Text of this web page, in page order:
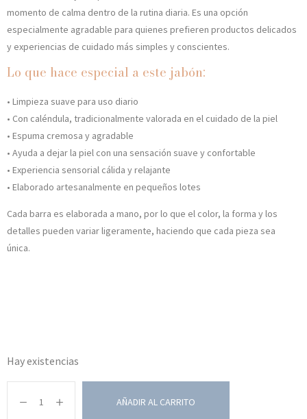
momento de calma dentro de la rutina diaria. Es una opción
especialmente agradable para quienes prefieren productos delicados
y experiencias de cuidado más simples y conscientes.
Lo que hace especial a este jabón:
• Limpieza suave para uso diario
• Con caléndula, tradicionalmente valorada en el cuidado de la piel
• Espuma cremosa y agradable
• Ayuda a dejar la piel con una sensación suave y confortable
• Experiencia sensorial cálida y relajante
• Elaborado artesanalmente en pequeños lotes
Cada barra es elaborada a mano, por lo que el color, la forma y los
detalles pueden variar ligeramente, haciendo que cada pieza sea
única.
Hay existencias
AÑADIR AL CARRITO